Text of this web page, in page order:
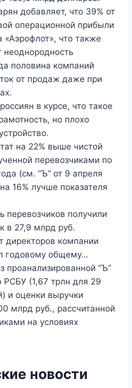
добавляет, что 39% от
операционной прибыли
«Аэрофлот», что также
неоднородность
половина компаний
от продаж даже при
в курсе, что такое
но плохо
на 22% выше чистой
перевозчиками по
(см. “Ъ” от 9 апреля
16% лучше показателя
перевозчиков получили
в 27,9 млрд руб.
директоров компании
годовому общему…
проанализированной “Ъ”
РСБУ (1,67 трлн для 29
и оценки выручки
млрд руб., рассчитанной
на условиях
новости